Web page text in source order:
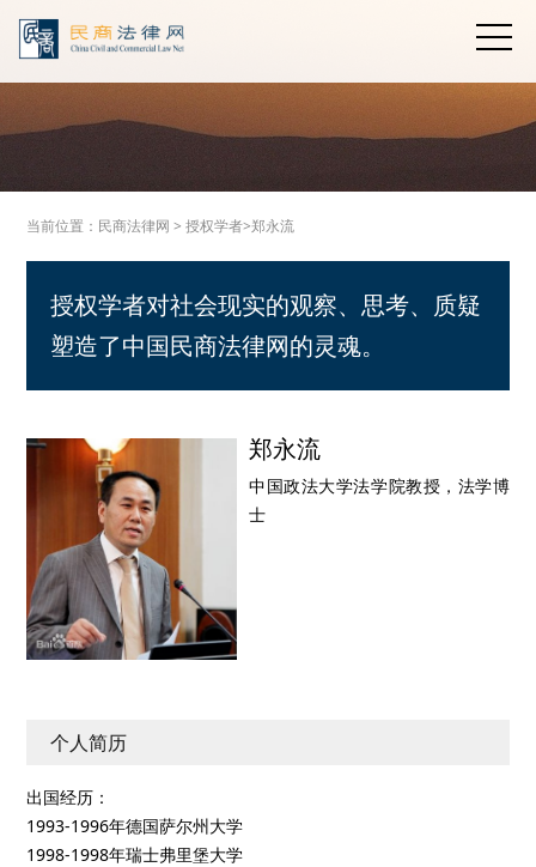
当前位置： 民商法律网 >授权学者>郑永流
授权学者对社会现实的观察、思考、质疑
塑造了中国民商法律网的灵魂。
郑永流
中国政法大学法学院教授，法学博
士
个人简历
出国经历：
1993-1996年德国萨尔州大学
1998-1998年瑞士弗里堡大学